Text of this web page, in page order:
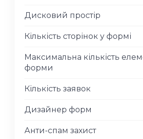
Дисковий простір
Кількість сторінок у формі
Максимальна кількість
форми
Кількість заявок
Дизайнер форм
Анти-спам захист